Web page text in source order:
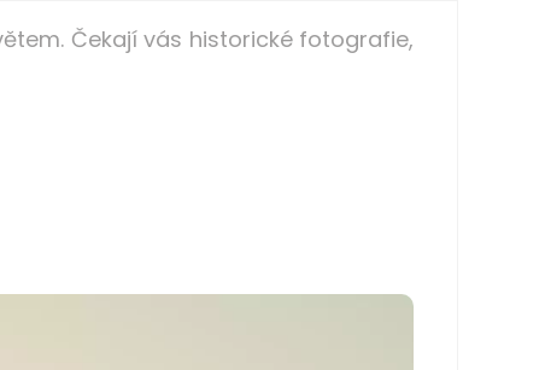
Čekají vás historické fotografie,